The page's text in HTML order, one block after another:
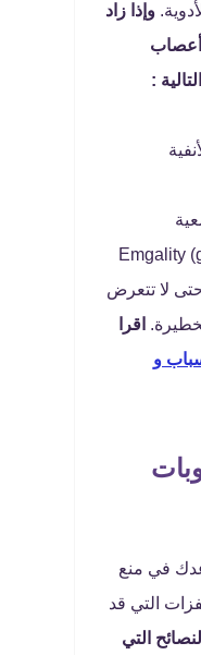
وإذا زاد
أعصاب
:
حتى لا تتعرض
اقرا
و
في منع
التي قد
التي